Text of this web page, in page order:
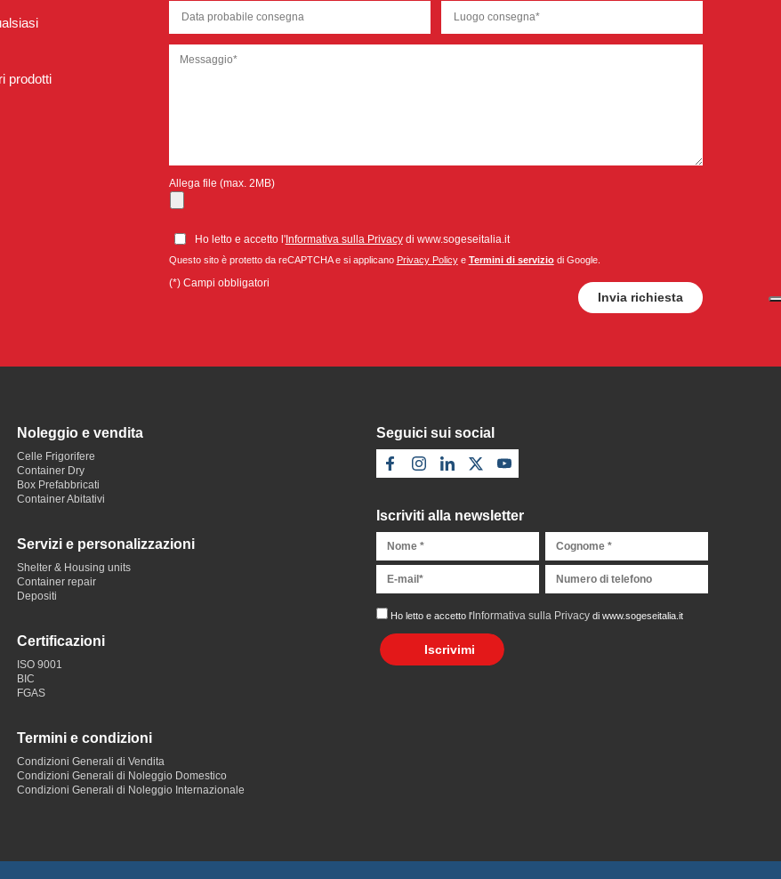
prodotti
Allega file (max. 2MB)
Ho letto e accetto l'Informativa sulla Privacydi www.sogeseitalia.it
Questo sito è protetto da reCAPTCHA e si applicano Privacy Policye Termini di serviziodi Google.
(*) Campi obbligatori
Noleggio e vendita
Celle Frigorifere
Container Dry
Box Prefabbricati
Container Abitativi
Servizi e personalizzazioni
Shelter & Housing units
Container repair
Depositi
Certificazioni
ISO 9001
BIC
FGAS
Termini e condizioni
Condizioni Generali di Vendita
Condizioni Generali di Noleggio Domestico
Condizioni Generali di Noleggio Internazionale
Seguici sui social
Iscriviti alla newsletter
Ho letto e accetto l'Informativa sulla Privacydi www.sogeseitalia.it
Iscrivimi